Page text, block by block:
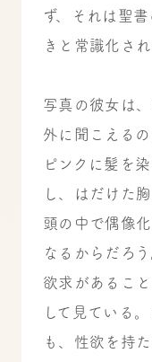
ず、それは聖
きと常識化され
写真の彼女は
外に聞こえる
ピンクに髪を
し、はだけた
頭の中で偶像
なるからだろ
欲求があるこ
して見ている
も、性欲を持